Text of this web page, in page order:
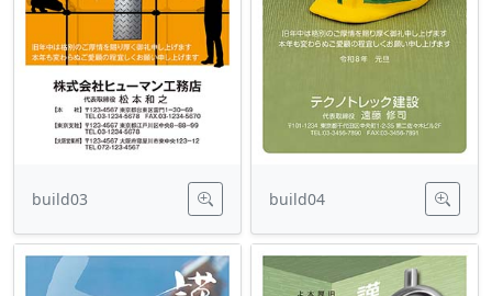
build03 build04